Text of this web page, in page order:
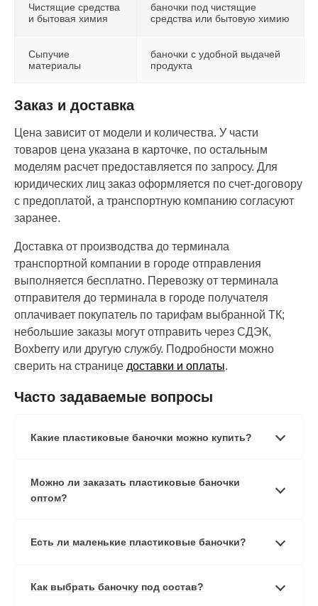
Чистящие средства
и бытовая химия
баночки под чистящие
средства или бытовую химию
Сыпучие
материалы
баночки с удобной выдачей
продукта
Заказ и доставка
Цена зависит от модели и количества. У части
товаров цена указана в карточке, по остальным
моделям расчет предоставляется по запросу. Для
юридических лиц заказ оформляется по счет-договору
с предоплатой, а транспортную компанию согласуют
заранее.
Доставка от производства до терминала
транспортной компании в городе отправления
выполняется бесплатно. Перевозку от терминала
отправителя до терминала в городе получателя
оплачивает покупатель по тарифам выбранной ТК;
небольшие заказы могут отправить через СДЭК,
Boxberry или другую службу. Подробности можно
сверить на странице доставки и оплаты.
Часто задаваемые вопросы
Какие пластиковые баночки можно купить?
Можно ли заказать пластиковые баночки
оптом?
Есть ли маленькие пластиковые баночки?
Как выбрать баночку под состав?